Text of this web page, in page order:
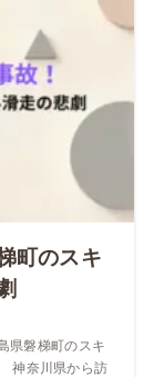
町のスキ
県磐梯町のスキ
神奈川県から訪